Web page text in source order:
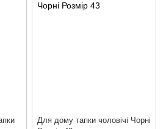
Для дому тапки чоловічі Чорні